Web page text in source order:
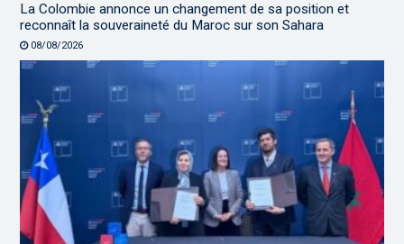
La Colombie annonce un changement de sa position et
reconnaît la souveraineté du Maroc sur son Sahara
08/08/2026